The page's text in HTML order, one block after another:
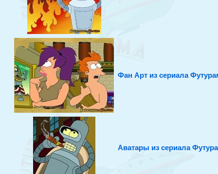
Фан Арт из сериала
Аватары из сериала